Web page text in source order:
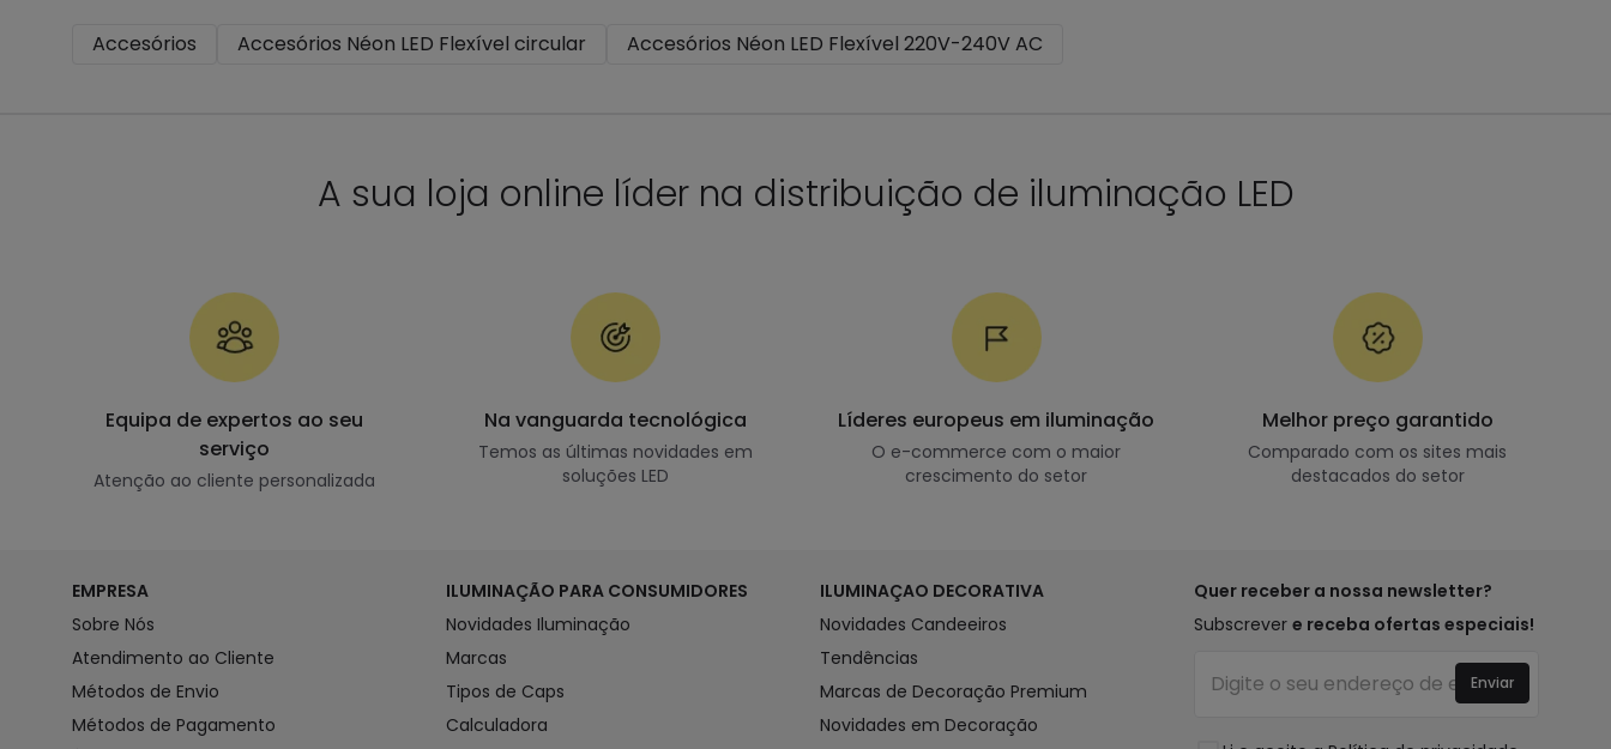
Accesórios Accesórios Néon LED Flexível circular Accesórios Néon LED Flexível 220V-240V AC
A sua loja online líder na distribuição de iluminação LED
Equipa de expertos ao seu
serviço
Atenção ao cliente personalizada
Na vanguarda tecnológica
Temos as últimas novidades em
soluções LED
Líderes europeus em iluminação
O e-commerce com o maior
crescimento do setor
Melhor preço garantido
Comparado com os sites mais
destacados do setor
EMPRESA
Sobre Nós
Atendimento ao Cliente
Métodos de Envio
Métodos de Pagamento
ILUMINAÇÃO PARA CONSUMIDORES
Novidades Iluminação
Marcas
Tipos de Caps
Calculadora
ILUMINAÇAO DECORATIVA
Novidades Candeeiros
Tendências
Marcas de Decoração Premium
Novidades em Decoração
Quer receber a nossa newsletter?
Subscrever e receba ofertas especiais!
Enviar